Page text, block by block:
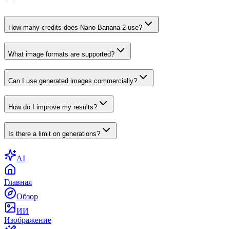
How many credits does Nano Banana 2 use?
What image formats are supported?
Can I use generated images commercially?
How do I improve my results?
Is there a limit on generations?
AI
Главная
Обзор
ИИ
Изображение